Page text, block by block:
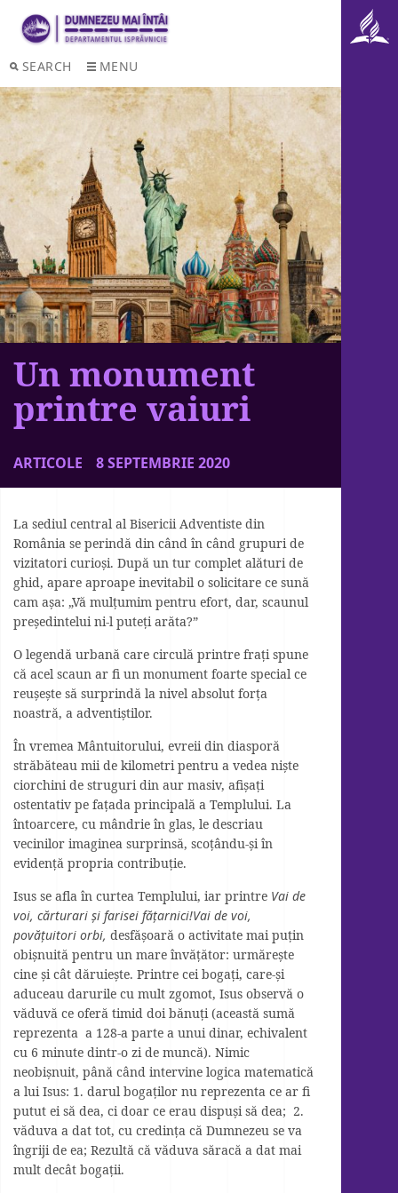
SEARCH MENU
Un monument
printre vaiuri
ARTICOLE 8 SEPTEMBRIE 2020
La sediul central al Bisericii Adventiste din
România se perindă din când în când grupuri de
vizitatori curioși. După un tur complet alături de
ghid, apare aproape inevitabil o solicitare ce sună
cam așa: „Vă mulțumim pentru efort, dar, scaunul
președintelui ni-l puteți arăta?”
O legendă urbană care circulă printre frați spune
că acel scaun ar fi un monument foarte special ce
reușește să surprindă la nivel absolut forța
noastră, a adventiștilor.
În vremea Mântuitorului, evreii din diasporă
străbăteau mii de kilometri pentru a vedea niște
ciorchini de struguri din aur masiv, afișați
ostentativ pe fațada principală a Templului. La
întoarcere, cu mândrie în glas, le descriau
vecinilor imaginea surprinsă, scoțându-și în
evidență propria contribuție.
Isus se afla în curtea Templului, iar printre Vai de
voi, cărturari și farisei fățarnici!Vai de voi,
povățuitori orbi, desfășoară o activitate mai puțin
obișnuită pentru un mare învățător: urmărește
cine și cât dăruiește. Printre cei bogați, care-și
aduceau darurile cu mult zgomot, Isus observă o
văduvă ce oferă timid doi bănuți (această sumă
reprezenta a 128-a parte a unui dinar, echivalent
cu 6 minute dintr-o zi de muncă). Nimic
neobișnuit, până când intervine logica matematică
a lui Isus: 1. darul bogaților nu reprezenta ce ar fi
putut ei să dea, ci doar ce erau dispuși să dea; 2.
văduva a dat tot, cu credința că Dumnezeu se va
îngriji de ea; Rezultă că văduva săracă a dat mai
mult decât bogații.